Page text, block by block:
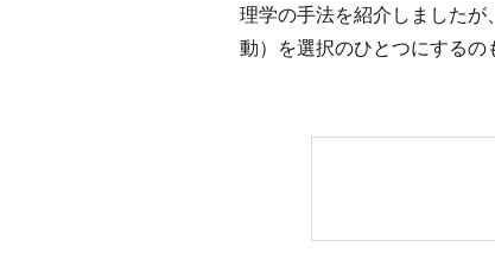
理学の手法を紹介しました
動）を選択のひとつにするの